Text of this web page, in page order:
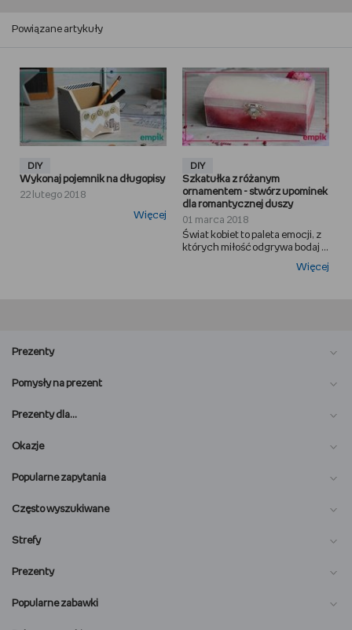
Powiązane artykuły
DIY
Wykonaj pojemnik na długopisy
22 lutego 2018
Więcej
DIY
Szkatułka z różanym
ornamentem - stwórz upominek
dla romantycznej duszy
01 marca 2018
Świat kobiet to paleta emocji, z
których miłość odgrywa bodaj ...
Więcej
Prezenty
Pomysły na prezent
Prezenty dla…
Okazje
Popularne zapytania
Często wyszukiwane
Strefy
Prezenty
Popularne zabawki